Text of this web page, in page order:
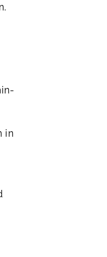
in